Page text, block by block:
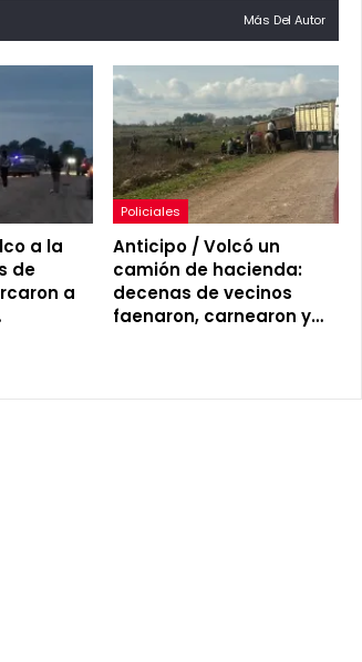
Más Del Autor
a la
de
a
Policiales
Anticipo / Volcó un
camión de hacienda:
decenas de vecinos
faenaron, carnearon y…